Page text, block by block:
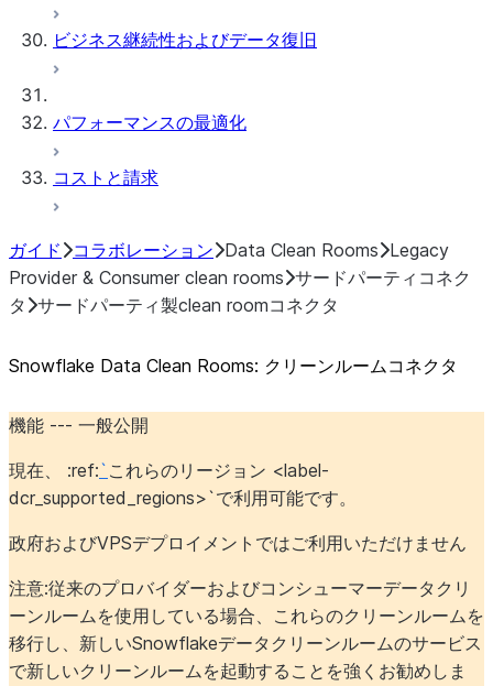
ビジネス継続性およびデータ復旧
パフォーマンスの最適化
コストと請求
ガイド コラボレーション Data Clean Rooms Legacy
Provider & Consumer clean rooms サードパーティコネク
タ サードパーティ製clean roomコネクタ
Snowflake Data Clean Rooms: クリーンルームコネクタ
機能 --- 一般公開
現在、 :ref:` これらのリージョン <label-
dcr_supported_regions>`で利用可能です。
政府およびVPSデプロイメントではご利用いただけません
注意:従来のプロバイダーおよびコンシューマーデータクリ
ーンルームを使用している場合、これらのクリーンルームを
移行し、新しいSnowflakeデータクリーンルームのサービス
で新しいクリーンルームを起動することを強くお勧めしま